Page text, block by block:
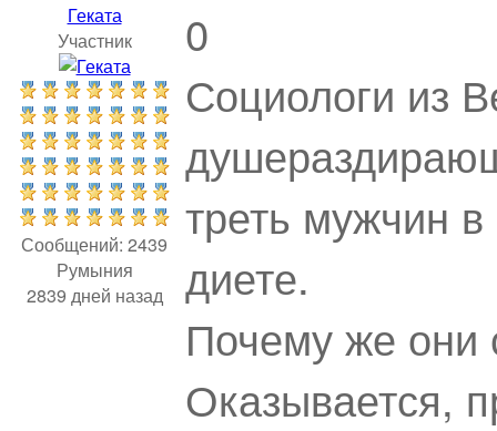
Геката
Участник
Сообщений: 2439
Румыния
2839 дней назад
0
Социологи из
треть мужчин
диете.
Почему же они
Оказывается,